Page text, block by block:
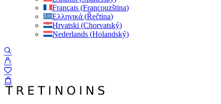
Français (Francouzština)
Ελληνικά (Řečtina)
Hrvatski (Chorvatský)
Nederlands (Holandský)